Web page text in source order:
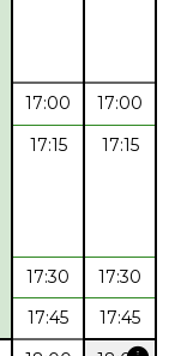
17:00
17:00
17:15 17:15
17:30
17:30
17:45
17:45